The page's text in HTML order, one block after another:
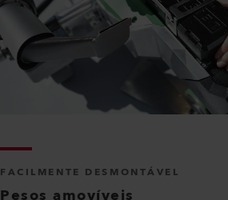
FACILMENTE DESMONTÁVEL